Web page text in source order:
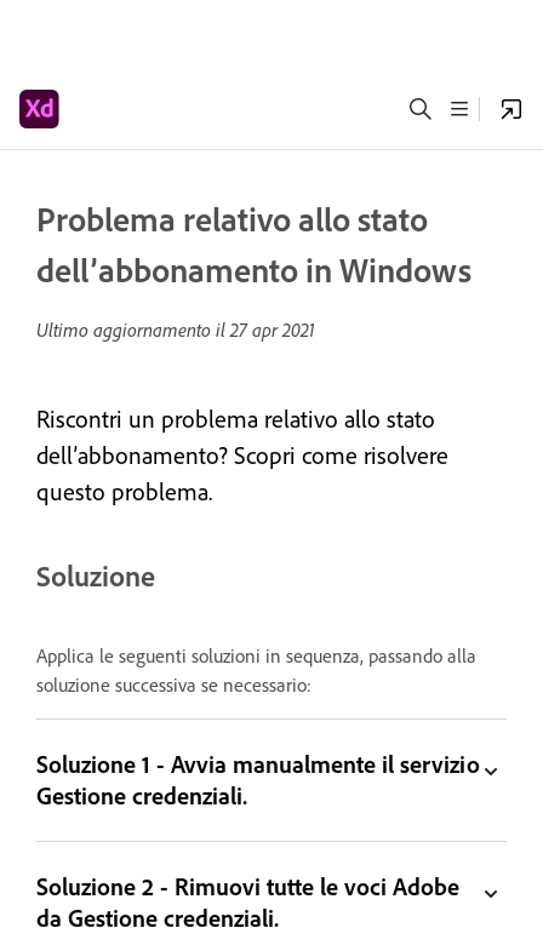
Problema relativo allo stato
dell’abbonamento in Windows
Ultimo aggiornamento il27 apr 2021
Riscontri un problema relativo allo stato
dell’abbonamento? Scopri come risolvere
questo problema.
Soluzione
Applica le seguenti soluzioni in sequenza, passando alla
soluzione successiva se necessario:
Soluzione 1 - Avvia manualmente il servizio
Gestione credenziali.
Soluzione 2 - Rimuovi tutte le voci Adobe
da Gestione credenziali.